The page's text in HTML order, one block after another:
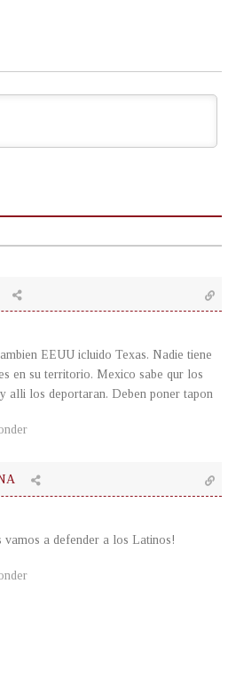
EEUU icluido Texas. Nadie tiene
en su territorio. Mexico sabe qur los
alli los deportaran. Deben poner tapon
a defender a los Latinos!